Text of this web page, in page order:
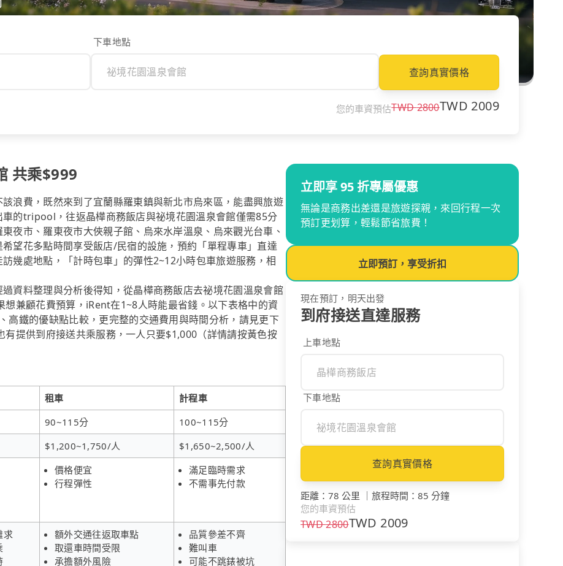
下車地點
查詢真實價格
您的車資預估TWD2800TWD 2009
共乘$999
浪費，既然來到了宜蘭縣羅東鎮與新北市烏來區，能盡興旅遊
的tripool，往返晶樺商務飯店與祕境花園溫泉會館僅需85分
夜市、羅東夜市大俠親子館、烏來水岸溫泉、烏來觀光台車、
望花多點時間享受飯店/民宿的設施，預約「單程專車」直達
幾處地點，「計時包車」的彈性2~12小時包車旅遊服務，相
資料整理與分析後得知，從晶樺商務飯店去祕境花園溫泉會館
兼顧花費預算，iRent在1~8人時能最省錢。以下表格中的資
高鐵的優缺點比較，更完整的交通費用與時間分析，請見更下
提供到府接送共乘服務，一人只要$1,000（詳情請按黃色按
租車
計程車
90~115分
100~115分
$1,200~1,750/人
$1,650~2,500/人
價格便宜
行程彈性
滿足臨時需求
不需事先付款
求
額外交通往返取車點
取還車時間受限
承擔額外風險
品質參差不齊
難叫車
可能不跳錶被坑
立即享 95 折專屬優惠
無論是商務出差還是旅遊探親，來回行程一次
預訂更划算，輕鬆節省旅費！
立即預訂，享受折扣
現在預訂，明天出發
到府接送直達服務
上車地點
下車地點
查詢真實價格
距離 ： 78 公里 ｜ 旅程時間 ： 85 分鐘
您的車資預估
TWD2800TWD 2009